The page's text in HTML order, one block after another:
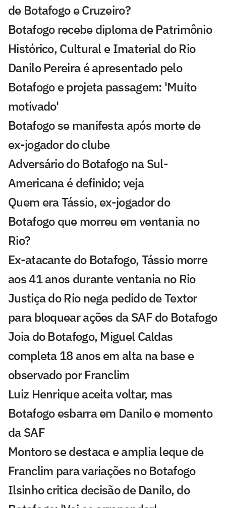
de Botafogo e Cruzeiro?
Botafogo recebe diploma de Patrimônio
Histórico, Cultural e Imaterial do Rio
Danilo Pereira é apresentado pelo
Botafogo e projeta passagem: 'Muito
motivado'
Botafogo se manifesta após morte de
ex-jogador do clube
Adversário do Botafogo na Sul-
Americana é definido; veja
Quem era Tássio, ex-jogador do
Botafogo que morreu em ventania no
Rio?
Ex-atacante do Botafogo, Tássio morre
aos 41 anos durante ventania no Rio
Justiça do Rio nega pedido de Textor
para bloquear ações da SAF do Botafogo
Joia do Botafogo, Miguel Caldas
completa 18 anos em alta na base e
observado por Franclim
Luiz Henrique aceita voltar, mas
Botafogo esbarra em Danilo e momento
da SAF
Montoro se destaca e amplia leque de
Franclim para variações no Botafogo
Ilsinho critica decisão de Danilo, do